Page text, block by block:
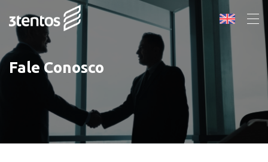
Fale Conosco